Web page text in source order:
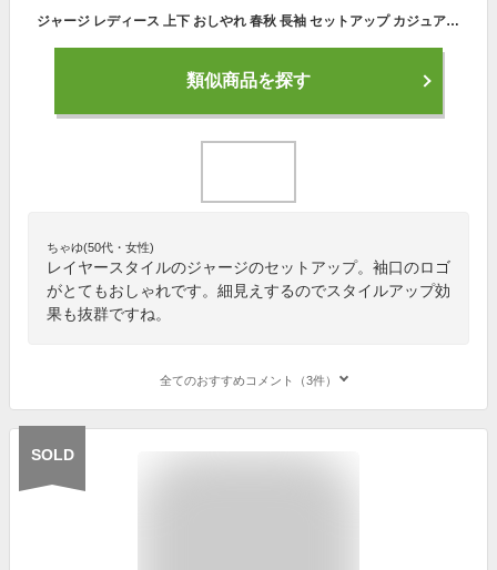
ジャージ レディース 上下 おしやれ 春秋 長袖 セットアップ カジュアル 40代 2点セット スウェット トレーナー スポーツウェア 運動服 部屋着 韓国風 着痩せ
類似商品を探す
ちゃゆ(50代・女性)
レイヤースタイルのジャージのセットアップ。袖口のロゴ
がとてもおしゃれです。細見えするのでスタイルアップ効
果も抜群ですね。
全てのおすすめコメント（3件）
SOLD